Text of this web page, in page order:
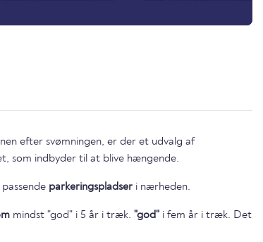
efter svømningen, er der et udvalg af
som indbyder til at blive hængende.
parkeringspladser i nærheden.
mindst "god" i 5 år i træk. "god" i fem år i træk. Det